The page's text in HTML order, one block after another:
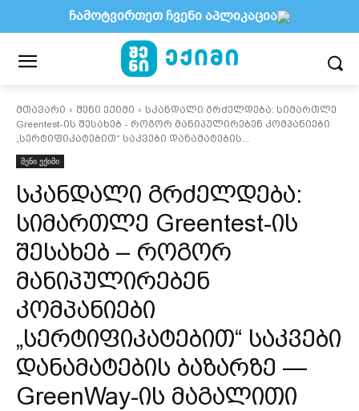
მთავარი შენი ექიმი
სკანდალი გრძელდება: სიმართლე
Greentest-ის შესახებ - როგორ მანიპულირებენ კომპანიები
„სერტიფიკატებით“ საკვები დანამატების...
შენი ექიმი
სკანდალი გრძელდება:
სიმართლე Greentest-ის
შესახებ – როგორ
მანიპულირებენ
კომპანიები
„სერტიფიკატებით“ საკვები
დანამატების ბაზარზე —
GreenWay-ის მაგალითი
ჩამოტვირთეთ ჩვენი აპლიკაცია